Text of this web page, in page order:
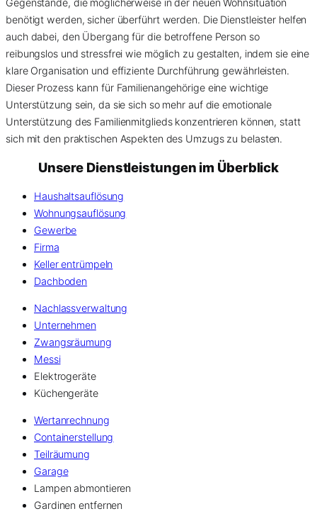
benötigt werden, sicher überführt werden. Die Dienstleister helfen
auch dabei, den Übergang für die betroffene Person so
reibungslos und stressfrei wie möglich zu gestalten, indem sie eine
klare Organisation und effiziente Durchführung gewährleisten.
Dieser Prozess kann für Familienangehörige eine wichtige
Unterstützung sein, da sie sich so mehr auf die emotionale
Unterstützung des Familienmitglieds konzentrieren können, statt
sich mit den praktischen Aspekten des Umzugs zu belasten.
Unsere Dienstleistungen im Überblick
Haushaltsauflösung
Wohnungsauflösung
Gewerbe
Firma
Keller entrümpeln
Dachboden
Nachlassverwaltung
Unternehmen
Zwangsräumung
Messi
Elektrogeräte
Küchengeräte
Wertanrechnung
Containerstellung
Teilräumung
Garage
Lampen abmontieren
Gardinen entfernen